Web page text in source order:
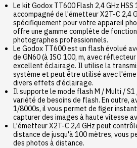
Le kit Godox TT600 Flash 2,4 GHz
accompagné de l'émetteur X2T-C 2,4
spécifiquement pour votre appareil
offre une gamme complète de
photographes professionnels.
Le Godox TT600 est un flash évolué
de GN60 (à ISO 100, m, avec
excellent éclairage. Il utilise la
système et peut être utilisé avec
divers effets d'éclairage.
Il supporte le mode flash M / Multi / S1
variété de besoins de flash. En outre,
1/8000s, il vous permet de figer
capturer des images à haute vitesse
L'émetteur X2T-C 2,4 GHz peut
distance de jusqu'à 100 mètres, vous
des photos à distance.